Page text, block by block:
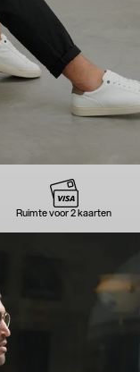
Ruimte voor 2 kaarten